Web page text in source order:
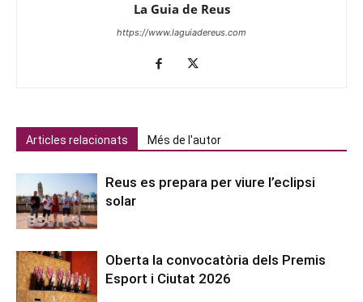
La Guia de Reus
https://www.laguiadereus.com
Articles relacionats Més de l'autor
Reus es prepara per viure l’eclipsi
solar
Oberta la convocatòria dels Premis
Esport i Ciutat 2026